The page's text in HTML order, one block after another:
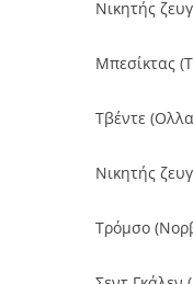
Νικητής
Μπεσίκτας
Τβέντε
Νικητής
Τρόμσο